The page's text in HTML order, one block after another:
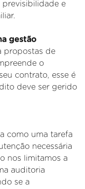
previsibilidade e
gestão
propostas de
o
contrato, esse é
deve ser gerido
como uma tarefa
necessária
nos limitamos a
auditoria
se a